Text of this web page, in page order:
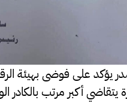
على فوضى بهيئة
يتقاضي أكبر مرتب بالكادر